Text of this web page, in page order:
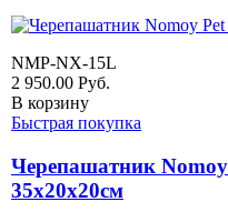
NMP-NX-15L
2 950.00 Руб.
В корзину
Быстрая покупка
Черепашатник
35х20х20см